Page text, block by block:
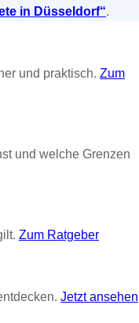
in Düsseldorf“.
und praktisch. Zum
und welche Grenzen
Zum Ratgeber
Jetzt ansehen